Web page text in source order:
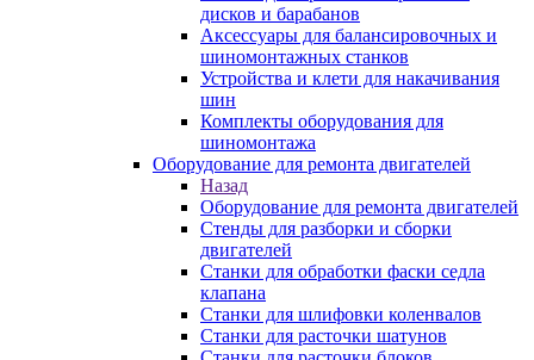
дисков и барабанов
Аксессуары для балансировочных и
шиномонтажных станков
Устройства и клети для накачивания
шин
Комплекты оборудования для
шиномонтажа
Оборудование для ремонта двигателей
Назад
Оборудование для ремонта двигателей
Стенды для разборки и сборки
двигателей
Станки для обработки фаски седла
клапана
Станки для шлифовки коленвалов
Станки для расточки шатунов